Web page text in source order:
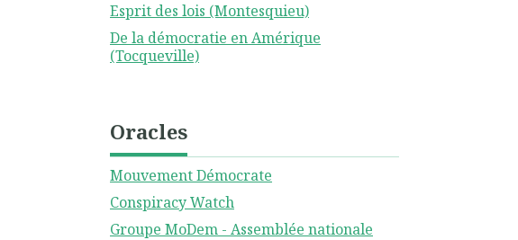
Esprit des lois (Montesquieu)
De la démocratie en Amérique
(Tocqueville)
Oracles
Mouvement Démocrate
Conspiracy Watch
Groupe MoDem - Assemblée nationale